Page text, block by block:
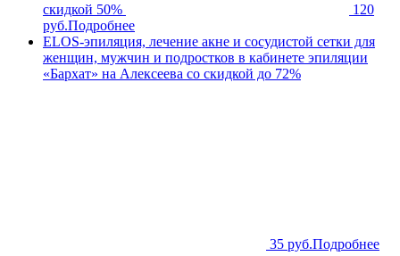
скидкой 50%
120
руб.Подробнее
ELOS-эпиляция, лечение акне и сосудистой сетки для
женщин, мужчин и подростков в кабинете эпиляции
«Бархат» на Алексеева со скидкой до 72%
35 руб.Подробнее